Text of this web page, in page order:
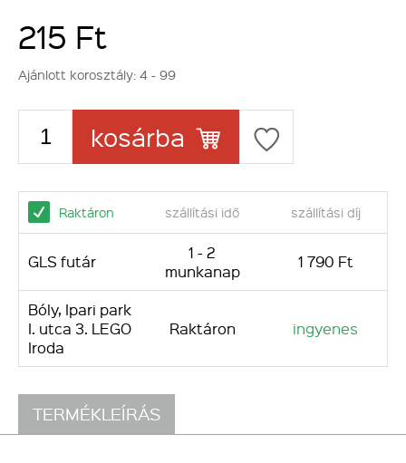
215 Ft
Ajánlott korosztály: 4 - 99
kosárba
Raktáron szállítási idő szállítási díj
GLS futár
1 - 2
munkanap
1 790 Ft
Bóly, Ipari park
I. utca 3. LEGO
Iroda
Raktáron ingyenes
TERMÉKLEÍRÁS